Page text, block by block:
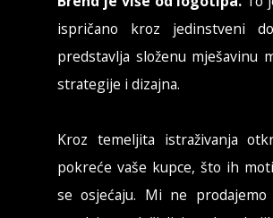
ispričano kroz jedinstveni
predstavlja složenu mješavinu
strategije i dizajna.
Kroz temeljita istraživanja
pokreće vaše kupce, što ih
se osjećaju. Mi ne prodajemo